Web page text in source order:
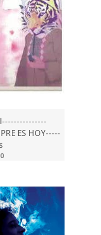
ES HOY-----